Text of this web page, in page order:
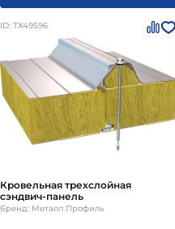
ID: ТХ49596
Кровельная трехслойная
сэндвич-панель
Бренд: Металл Профиль